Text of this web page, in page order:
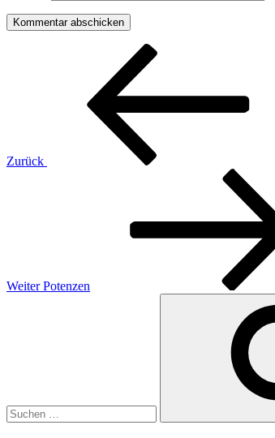
Beitragsnavigation
Zurück
Weiter Potenzen